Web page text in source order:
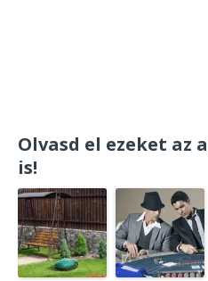
Olvasd el ezeket az
is!